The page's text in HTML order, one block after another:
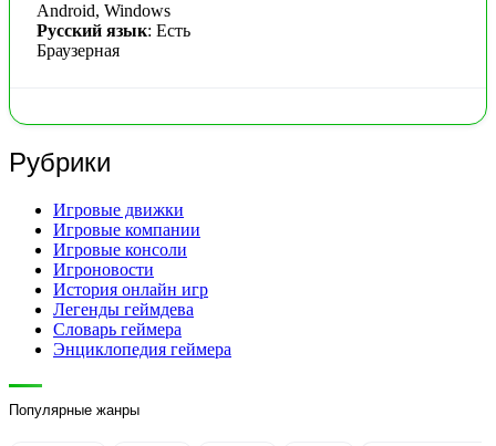
Android, Windows
Русский язык: Есть
Браузерная
Рубрики
Игровые движки
Игровые компании
Игровые консоли
Игроновости
История онлайн игр
Легенды геймдева
Словарь геймера
Энциклопедия геймера
Популярные жанры